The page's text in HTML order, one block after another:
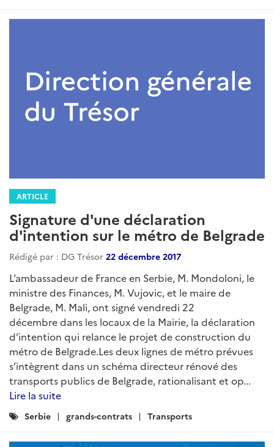
ARTICLE
Signature d'une déclaration
d'intention sur le métro de Belgrade
Rédigé par : DG Trésor 22 décembre 2017
L’ambassadeur de France en Serbie, M. Mondoloni, le
ministre des Finances, M. Vujovic, et le maire de
Belgrade, M. Mali, ont signé vendredi 22
décembre dans les locaux de la Mairie, la déclaration
d’intention qui relance le projet de construction du
métro de Belgrade.Les deux lignes de métro prévues
s’intègrent dans un schéma directeur rénové des
transports publics de Belgrade, rationalisant et op...
Lire la suite
Catégories
Serbie grands-contrats Transports